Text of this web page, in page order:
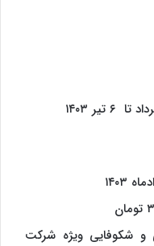
و شکوفایی ویژه شرکت